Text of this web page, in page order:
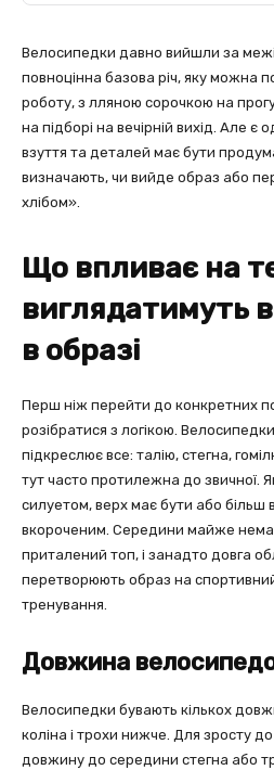
Велосипедки давно вийшли за
повноцінна базова річ, яку можна
роботу, з лляною сорочкою на
на підборі на вечірній вихід. Але є
взуття та деталей має бути
визначають, чи вийде образ або
хлібом».
Що впливає на
виглядатимуть
в образі
Перш ніж перейти до конкретних
розібратися з логікою.
підкреслює все: талію, стегна,
тут часто протилежна до звичної.
силуетом, верх має бути або більш
вкороченим. Середини майже
приталений топ, і занадто довга
перетворюють образ на
тренування.
Довжина
Велосипедки бувають кількох
коліна і трохи нижче. Для зросту
довжину до середини стегна або